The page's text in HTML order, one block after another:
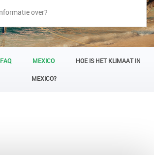
FAQ MEXICO HOE IS HET KLIMAAT IN
MEXICO?